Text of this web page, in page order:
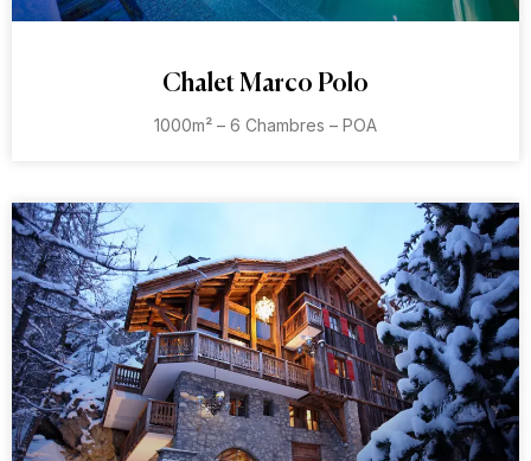
Chalet Marco Polo
1000m² – 6 Chambres – POA